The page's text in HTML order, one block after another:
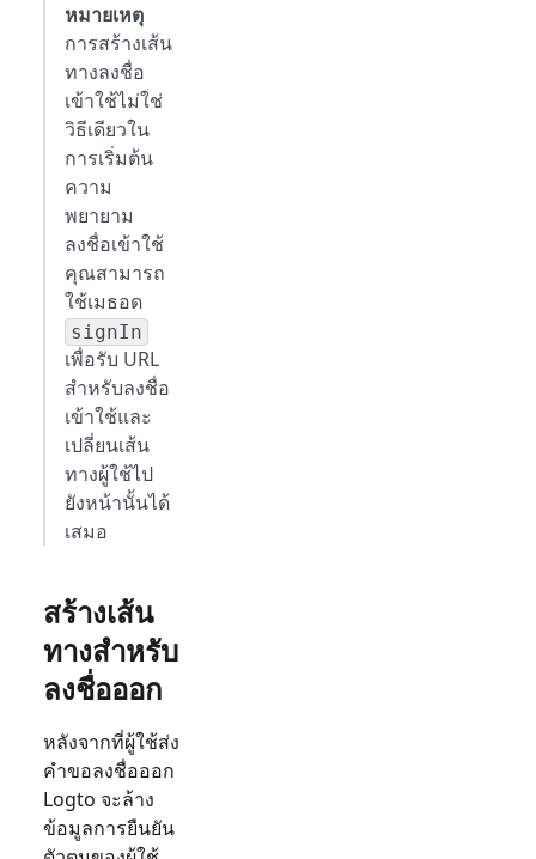
หมายเหตุ
การสร้างเส้น
ทางลงชื่อ
เข้าใช้ไม่ใช่
วิธีเดียวใน
การเริ่มต้น
ความ
พยายาม
ลงชื่อเข้าใช้
คุณสามารถ
ใช้เมธอด
signIn
เพื่อรับ URL
สำหรับลงชื่อ
เข้าใช้และ
เปลี่ยนเส้น
ทางผู้ใช้ไป
ยังหน้านั้นได้
เสมอ
สร้างเส้น
ทางสำหรับ
ลงชื่อออก
หลังจากที่ผู้ใช้ส่ง
คำขอลงชื่อออก
Logto จะล้าง
ข้อมูลการยืนยัน